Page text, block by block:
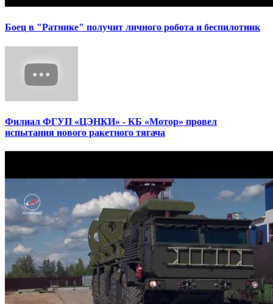
Боец в "Ратнике" получит личного робота и беспилотник
Филиал ФГУП «ЦЭНКИ» - КБ «Мотор» провел
испытания нового ракетного тягача